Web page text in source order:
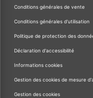
Conditions générales de vente
Conditions générales d'utilisation
Politique de protection des
Déclaration d'accessibilité
Informations cookies
Gestion des cookies de mesure
Gestion des cookies